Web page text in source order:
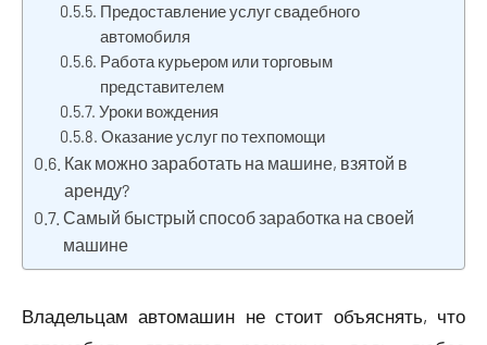
Предоставление услуг свадебного
автомобиля
Работа курьером или торговым
представителем
Уроки вождения
Оказание услуг по техпомощи
Как можно заработать на машине, взятой в
аренду?
Самый быстрый способ заработка на своей
машине
Владельцам автомашин не стоит объяснять, что